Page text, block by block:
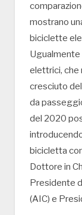
mostrano
biciclette
Ugualmente
elettrici, che
cresciuto
da
del 2020
bicicletta
Dottore in
Presidente
(AIC) e